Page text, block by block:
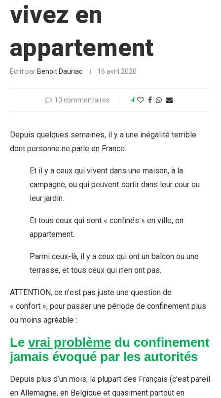
vivez en
appartement
Ecrit par Benoit Dauriac 16 avril 2020
10 commentaires 4
Depuis quelques semaines, il y a une inégalité terrible
dont personne ne parle en France.
Et il y a ceux qui vivent dans une maison, à la
campagne, ou qui peuvent sortir dans leur cour ou
leur jardin.
Et tous ceux qui sont « confinés » en ville, en
appartement.
Parmi ceux-là, il y a ceux qui ont un balcon ou une
terrasse, et tous ceux qui n’en ont pas.
ATTENTION, ce n’est pas juste une question de
« confort », pour passer une période de confinement plus
ou moins agréable :
Le vrai problème du confinement
jamais évoqué par les autorités
Depuis plus d’un mois, la plupart des Français (c’est pareil
en Allemagne, en Belgique et quasiment partout en